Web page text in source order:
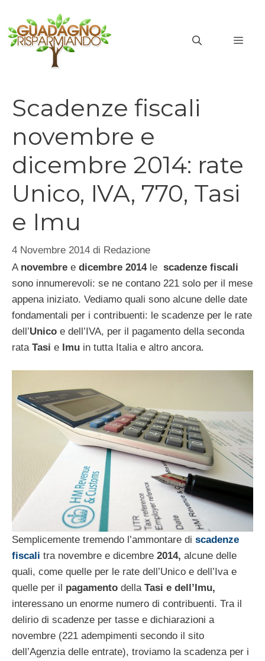
contenuto
Scadenze fiscali
novembre e
dicembre 2014: rate
Unico, IVA, 770, Tasi
e Imu
4 Novembre 2014 di Redazione
A novembre e dicembre 2014le scadenze fiscali
sono innumerevoli: se ne contano 221 solo per il mese
appena iniziato. Vediamo quali sono alcune delle date
fondamentali per i contribuenti: le scadenze per le rate
dell’Unico e dell’IVA, per il pagamento della seconda
rata Tasi e Imu in tutta Italia e altro ancora.
Semplicemente tremendo l’ammontare di scadenze
fiscali tra novembre e dicembre 2014, alcune delle
quali, come quelle per le rate dell’Unico e dell’Iva e
quelle per il pagamento della Tasi e dell’Imu,
interessano un enorme numero di contribuenti. Tra il
delirio di scadenze per tasse e dichiarazioni a
novembre (221 adempimenti secondo il sito
dell’Agenzia delle entrate), troviamo la scadenza per i